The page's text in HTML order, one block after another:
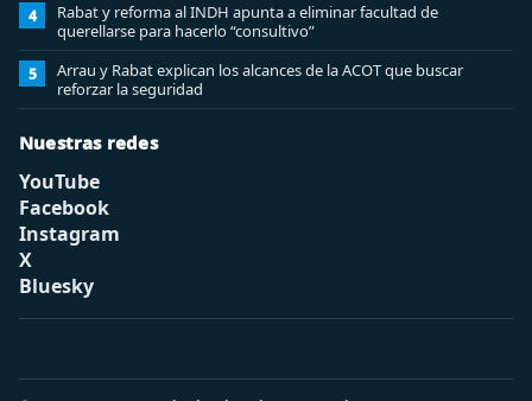
4
Rabat y reforma al INDH apunta a eliminar facultad de
querellarse para hacerlo “consultivo”
5
Arrau y Rabat explican los alcances de la ACOT que buscar
reforzar la seguridad
Nuestras redes
YouTube
Facebook
Instagram
X
Bluesky